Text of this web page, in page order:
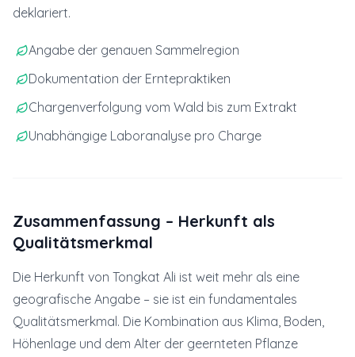
deklariert.
Angabe der genauen Sammelregion
Dokumentation der Erntepraktiken
Chargenverfolgung vom Wald bis zum Extrakt
Unabhängige Laboranalyse pro Charge
Zusammenfassung – Herkunft als
Qualitätsmerkmal
Die Herkunft von Tongkat Ali ist weit mehr als eine
geografische Angabe – sie ist ein fundamentales
Qualitätsmerkmal. Die Kombination aus Klima, Boden,
Höhenlage und dem Alter der geernteten Pflanze